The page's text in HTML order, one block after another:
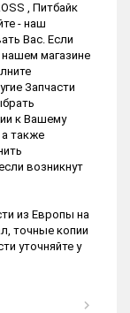
, Питбайк
- наш
Вас. Если
магазине
Запчасти
к Вашему
также
возникнут
из Европы на
точные копии
уточняйте у